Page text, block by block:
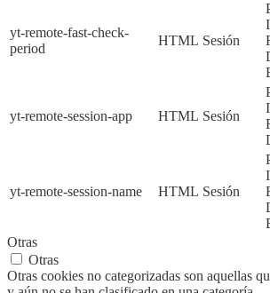
yt-remote-fast-check-
period
HTML Sesión
yt-remote-session-app HTML Sesión
yt-remote-session-name HTML Sesión
Otras
Otras
Otras cookies no categorizadas son aquellas